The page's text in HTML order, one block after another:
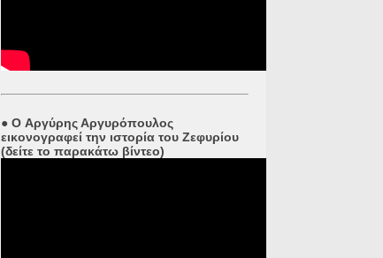
● O Αργύρης Αργυρόπουλος
εικονογραφεί την ιστορία του Ζεφυρίου
(δείτε το παρακάτω βίντεο)